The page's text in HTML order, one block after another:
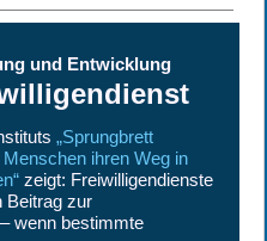
und Entwicklung
„Sprungbrett
ihren Weg in
zeigt: Freiwilligendienste
Beitrag zur
wenn bestimmte